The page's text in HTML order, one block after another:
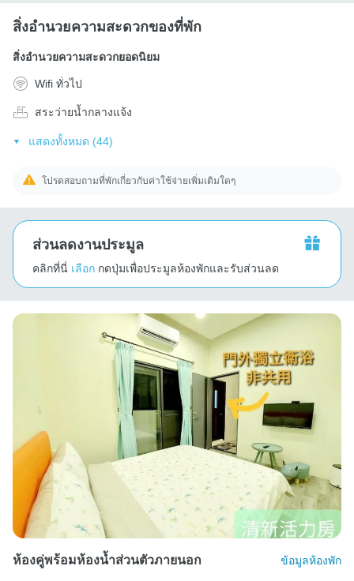
สิ่งอำนวยความสะดวกของที่พัก
สิ่งอำนวยความสะดวกยอดนิยม
Wifi ทั่วไป
สระว่ายน้ำกลางแจ้ง
แสดงทั้งหมด (44)
โปรดสอบถามที่พักเกี่ยวกับค่าใช้จ่ายเพิ่มเติมใดๆ
ส่วนลดงานประมูล
คลิกที่นี่ เลือก กดปุ่มเพื่อประมูลห้องพักและรับส่วนลด
ห้องคู่พร้อมห้องน้ำส่วนตัวภายนอก ข้อมูลห้องพัก